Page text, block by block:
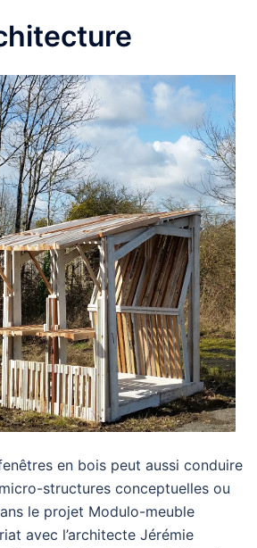
en bois peut aussi conduire
structures conceptuelles ou
le projet Modulo-meuble
avec l’architecte Jérémie